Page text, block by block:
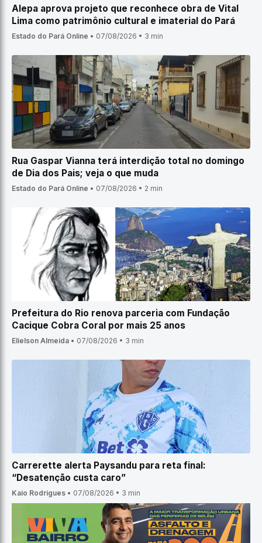
Alepa aprova projeto que reconhece obra de Vital
Lima como patrimônio cultural e imaterial do Pará
Estado do Pará Online • 07/08/2026 • 3 min
Rua Gaspar Vianna terá interdição total no domingo
de Dia dos Pais; veja o que muda
Estado do Pará Online • 07/08/2026 • 2 min
Prefeitura do Rio renova parceria com Fundação
Cacique Cobra Coral por mais 25 anos
Elielson Almeida • 07/08/2026 • 3 min
Carrerette alerta Paysandu para reta final:
“Desatenção custa caro”
Kaio Rodrigues • 07/08/2026 • 3 min